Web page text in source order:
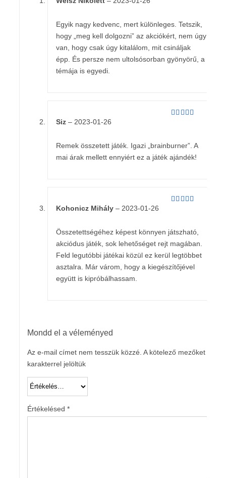
Egyik nagy kedvenc, mert különleges. Tetszik,
hogy „meg kell dolgozni” az akciókért, nem úgy
van, hogy csak úgy kitalálom, mit csináljak
épp. És persze nem ultolsósorban gyönyörű, a
témája is egyedi.
Siz– 2023-01-26
Remek összetett játék. Igazi „brainburner”. A
mai árak mellett ennyiért ez a játék ajándék!
Kohonicz Mihály– 2023-01-26
Összetettségéhez képest könnyen játszható,
akciódus játék, sok lehetőséget rejt magában.
Feld legutóbbi játékai közül ez kerül legtöbbet
asztalra. Már várom, hogy a kiegészítőjével
együtt is kipróbálhassam.
Mondd el a véleményed
Az e-mail címet nem tesszük közzé. A kötelező mezőket
karakterrel jelöltük
Értékelésed *